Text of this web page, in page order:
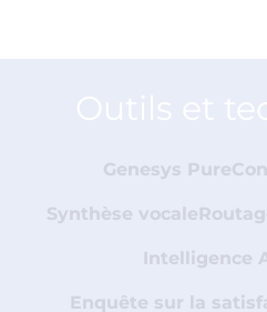
Genesys
Synthèse vocale
Intelligence
Enquête sur la